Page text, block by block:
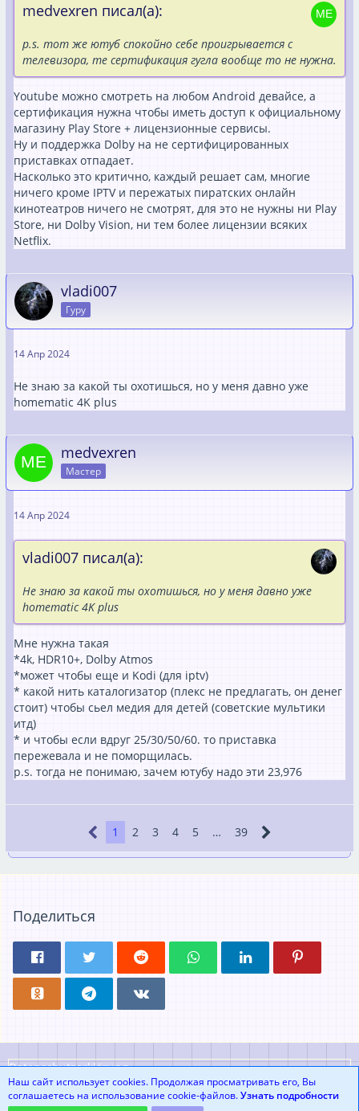
medvexren писал(а):
p.s. тот же ютуб спокойно себе проигрывается с
телевизора, те сертификация гугла вообще то не нужна.
Youtube можно смотреть на любом Android девайсе, а
сертификация нужна чтобы иметь доступ к официальному
магазину Play Store + лицензионные сервисы.
Ну и поддержка Dolby на не сертифицированных
приставках отпадает.
Насколько это критично, каждый решает сам, многие
ничего кроме IPTV и пережатых пиратских онлайн
кинотеатров ничего не смотрят, для это не нужны ни Play
Store, ни Dolby Vision, ни тем более лицензии всяких
Netflix.
vladi007
Гуру
14 Апр 2024
Не знаю за какой ты охотишься, но у меня давно уже
homematic 4K plus
medvexren
Мастер
14 Апр 2024
vladi007 писал(а):
Не знаю за какой ты охотишься, но у меня давно уже
homematic 4K plus
Мне нужна такая
*4k, HDR10+, Dolby Atmos
*может чтобы еще и Kodi (для iptv)
* какой нить каталогизатор (плекс не предлагать, он денег
стоит) чтобы сьел медия для детей (советские мультики
итд)
* и чтобы если вдруг 25/30/50/60. то приставка
пережевала и не поморщилась.
p.s. тогда не понимаю, зачем ютубу надо эти 23,976
1 2 3 4 5 … 39
Поделиться
Datenschutzerklärung
Наш сайт использует cookies. Продолжая просматривать его, Вы
соглашаетесь на использование cookie-файлов.Узнать подробности